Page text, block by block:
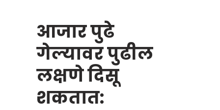
आजार पुढे
गेल्यावर पुढील
लक्षणे दिसू
शकतात: